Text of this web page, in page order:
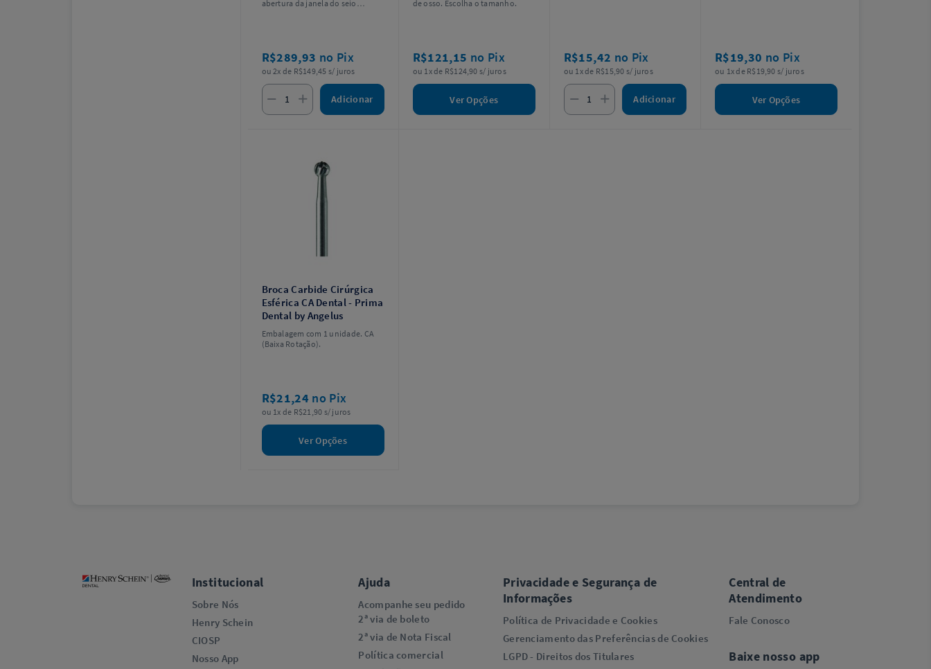
abertura da janela do seio
R$289,93 no Pix
ou 2x de R$149,45 s/ juros
Adicionar
de osso. Escolha o tamanho.
R$121,15 no Pix
ou 1x de R$124,90 s/ juros
Ver Opções
R$15,42 no Pix
ou 1x de R$15,90 s/ juros
Adicionar
R$19,30 no Pix
ou 1x de R$19,90 s/ juros
Ver Opções
Broca Carbide Cirúrgica
Esférica CA Dental - Prima
Dental by Angelus
Embalagem com 1 unidade. CA
(Baixa Rotação).
R$21,24 no Pix
ou 1x de R$21,90 s/ juros
Ver Opções
Institucional
Sobre Nós
Henry Schein
CIOSP
Nosso App
Ajuda
Acompanhe seu pedido
2ª via de boleto
2ª via de Nota Fiscal
Política comercial
Privacidade e Segurança de
Informações
Política de Privacidade e Cookies
Gerenciamento das Preferências de Cookies
LGPD - Direitos dos Titulares
Central de
Atendimento
Fale Conosco
Baixe nosso app